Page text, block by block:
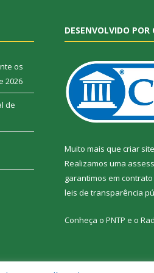
os
2026
de
DESENVOLVIDO POR
Muito mais que criar site
Realizamos uma
garantimos em
leis de transparência
Conheça o PNTP e o